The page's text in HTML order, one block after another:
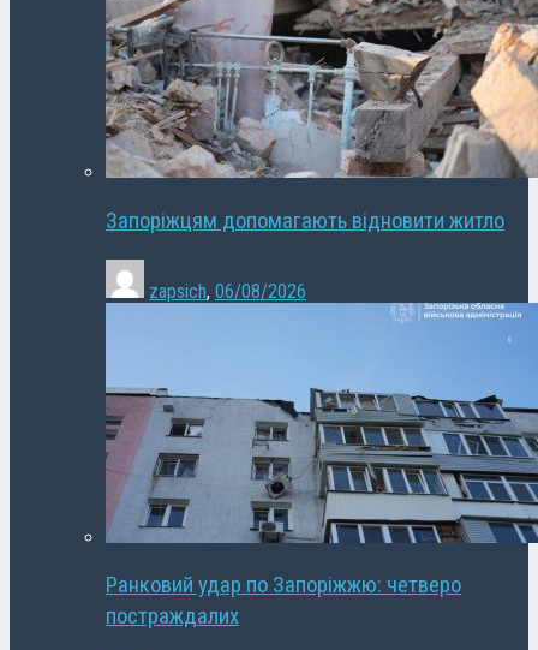
Запоріжцям допомагають відновити житло
zapsich, 06/08/2026
Ранковий удар по Запоріжжю: четверо
постраждалих